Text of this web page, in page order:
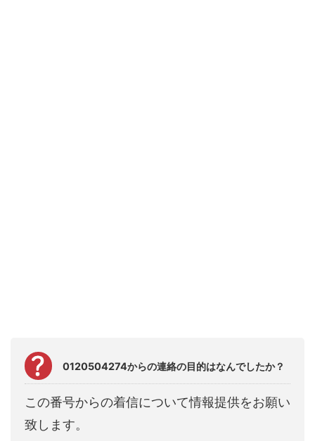
0120504274からの連絡の目的はなんでしたか？
この番号からの着信について情報提供をお願い
致します。